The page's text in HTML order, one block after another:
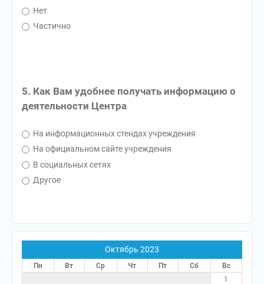
Нет
Частично
5. Как Вам удобнее получать информацию о
деятельности Центра
На информационных стендах учреждения
На официальном сайте учреждения
В социальных сетях
Другое
Октябрь 2023
Пн Вт Ср Чт Пт Сб
Вс
1